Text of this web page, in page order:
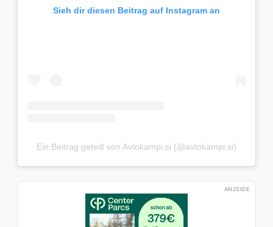
Sieh dir diesen Beitrag auf Instagram an
Ein Beitrag geteilt von Avtokampi.si (@avtokampi.si)
ANZEIGE